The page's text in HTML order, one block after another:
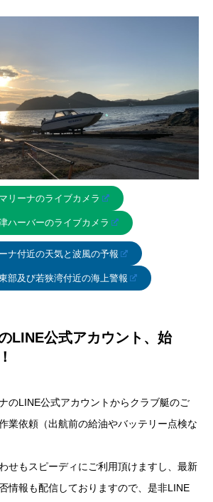
マリーナのライブカメラ
ハーバーのライブカメラ
ナ付近の天気と波風の予報
部及び若狭湾付近の海上警報
LINE公式アカウント、始
のLINE公式アカウントからクラブ艇のご
業依頼（出航前の給油やバッテリー点検な
せもスピーディにご利用頂けますし、最新
情報も配信しておりますので、是非LINE